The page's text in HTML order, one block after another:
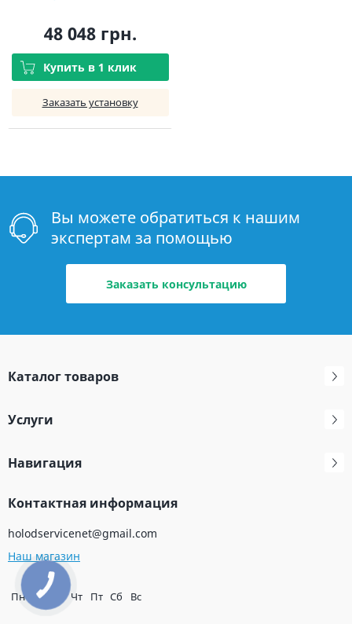
48 048 грн.
Купить в 1 клик
Заказать установку
Вы можете обратиться к нашим
экспертам за помощью
Заказать консультацию
Каталог товаров
Услуги
Навигация
Контактная информация
holodservicenet@gmail.com
Наш магазин
Пн Вт Чт Пт Сб Вс